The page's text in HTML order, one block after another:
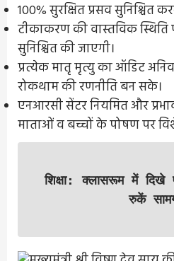
100% सुरक्षित प्रसव सुनिश्चित
टीकाकरण की वास्तविक
सुनिश्चित की जाएगी।
प्रत्येक मातृ मृत्यु का ऑडिट
रोकथाम की रणनीति बन सके।
एनआरसी सेंटर नियमित और
माताओं व बच्चों के पोषण पर
शिक्षा: क्लासरूम में दिखे
रुकें